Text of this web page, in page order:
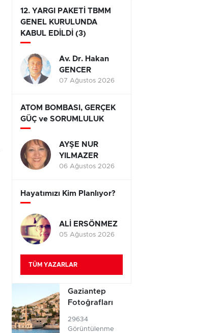
12. YARGI PAKETİ TBMM
GENEL KURULUNDA
KABUL EDİLDİ (3)
Av. Dr. Hakan
GENCER
07 Ağustos 2026
ATOM BOMBASI, GERÇEK
GÜÇ ve SORUMLULUK
AYŞE NUR
YILMAZER
06 Ağustos 2026
Hayatımızı Kim Planlıyor?
ALİ ERSÖNMEZ
05 Ağustos 2026
TÜM YAZARLAR
Gaziantep
Fotoğrafları
29634
Görüntülenme